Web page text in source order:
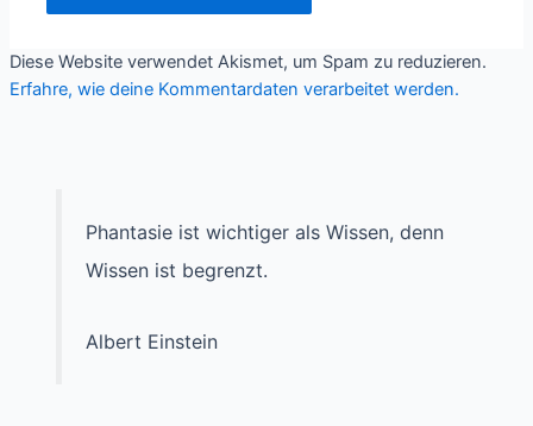
Diese Website verwendet Akismet, um Spam zu reduzieren.
Erfahre, wie deine Kommentardaten verarbeitet werden.
Phantasie ist wichtiger als Wissen, denn
Wissen ist begrenzt.
Albert Einstein